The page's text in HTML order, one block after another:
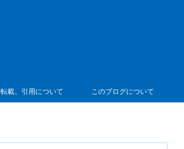
転載、引用について このブログについて